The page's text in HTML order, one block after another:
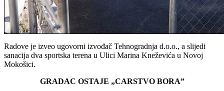
Radove je izveo ugovorni izvođač Tehnogradnja d.o.o., a slijedi
sanacija dva sportska terena u Ulici Marina Kneževića u Novoj
Mokošici.
GRADAC OSTAJE „CARSTVO BORA”